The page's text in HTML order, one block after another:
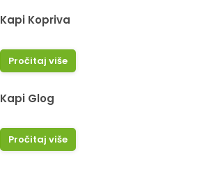
Kapi Kopriva
Pročitaj više
Kapi Glog
Pročitaj više
sto postoje. Sve sto smo uzeli bilo je